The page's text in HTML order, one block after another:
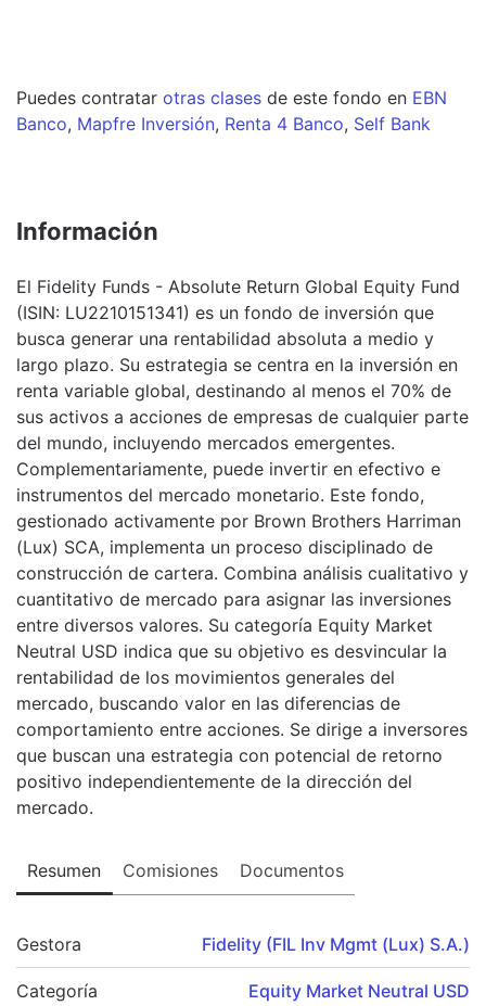
Puedes contratar otras clases de este fondo en EBN
Banco, Mapfre Inversión, Renta 4 Banco, Self Bank
Información
El Fidelity Funds - Absolute Return Global Equity Fund
(ISIN: LU2210151341) es un fondo de inversión que
busca generar una rentabilidad absoluta a medio y
largo plazo. Su estrategia se centra en la inversión en
renta variable global, destinando al menos el 70% de
sus activos a acciones de empresas de cualquier parte
del mundo, incluyendo mercados emergentes.
Complementariamente, puede invertir en efectivo e
instrumentos del mercado monetario. Este fondo,
gestionado activamente por Brown Brothers Harriman
(Lux) SCA, implementa un proceso disciplinado de
construcción de cartera. Combina análisis cualitativo y
cuantitativo de mercado para asignar las inversiones
entre diversos valores. Su categoría Equity Market
Neutral USD indica que su objetivo es desvincular la
rentabilidad de los movimientos generales del
mercado, buscando valor en las diferencias de
comportamiento entre acciones. Se dirige a inversores
que buscan una estrategia con potencial de retorno
positivo independientemente de la dirección del
mercado.
Resumen Comisiones Documentos
Gestora Fidelity (FIL Inv Mgmt (Lux) S.A.)
Categoría Equity Market Neutral USD